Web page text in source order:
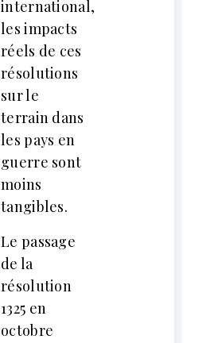
international,
les impacts
réels de ces
résolutions
sur le
terrain dans
les pays en
guerre sont
moins
tangibles.
Le passage
de la
résolution
1325 en
octobre